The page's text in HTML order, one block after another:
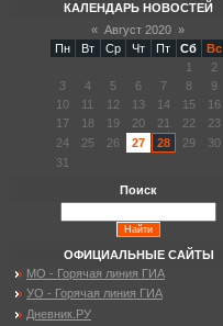
КАЛЕНДАРЬ НОВОСТЕЙ
« Август 2020 »
Пн
Вт Ср Чт Пт Сб
Вс
1
2
3
4 5 6 7 8
9
10
11 12 13 14 15
16
17
18 19 20 21 22
23
24
25 26 27 28 29
30
31
Поиск
ОФИЦИАЛЬНЫЕ САЙТЫ
МО - Горячая линия ГИА
УО - Горячая линия ГИА
Дневник.РУ